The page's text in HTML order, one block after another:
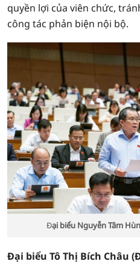
quyền lợi của viên chức,
công tác phản biện nội bộ.
Đại biểu Nguyễn Tâm
Đại biểu Tô Thị Bích Châu